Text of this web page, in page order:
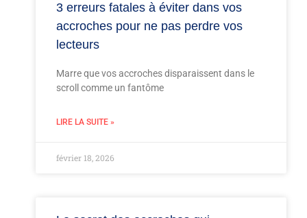
3 erreurs fatales à éviter dans vos
accroches pour ne pas perdre vos
lecteurs
Marre que vos accroches disparaissent dans le
scroll comme un fantôme
LIRE LA SUITE »
février 18, 2026